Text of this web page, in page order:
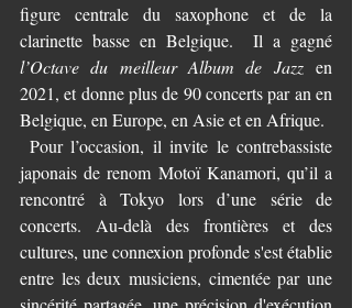
figure centrale du saxophone et de la
l’Octave du meilleur Album de Jazz en
2021, et donne plus de 90 concerts par an en
Belgique, en Europe, en Asie et en Afrique.
Pour l’occasion, il invite le contrebassiste
japonais de renom Motoï Kanamori, qu’il a
rencontré à Tokyo lors d’une série de
concerts. Au-delà des frontières et des
cultures, une connexion profonde s'est établie
entre les deux musiciens, cimentée par une